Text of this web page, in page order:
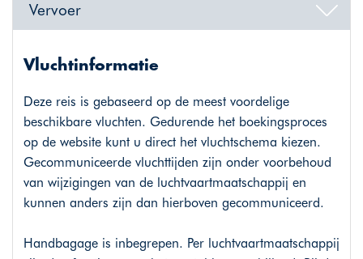
Vervoer
Vluchtinformatie
Deze reis is gebaseerd op de meest voordelige
beschikbare vluchten. Gedurende het boekingsproces
op de website kunt u direct het vluchtschema kiezen.
Gecommuniceerde vluchttijden zijn onder voorbehoud
van wijzigingen van de luchtvaartmaatschappij en
kunnen anders zijn dan hierboven gecommuniceerd.
Handbagage is inbegrepen. Per luchtvaartmaatschappij